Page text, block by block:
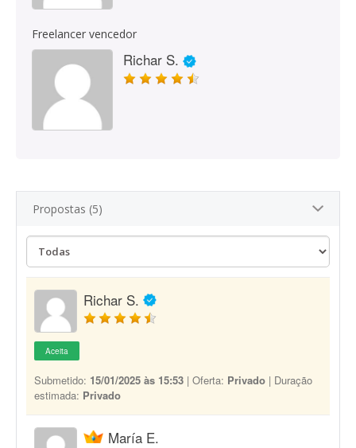
Freelancer vencedor
Richar S.
Propostas (5)
Richar S.
Aceita
Submetido: 15/01/2025 às 15:53 | Oferta: Privado | Duração
estimada: Privado
María E.